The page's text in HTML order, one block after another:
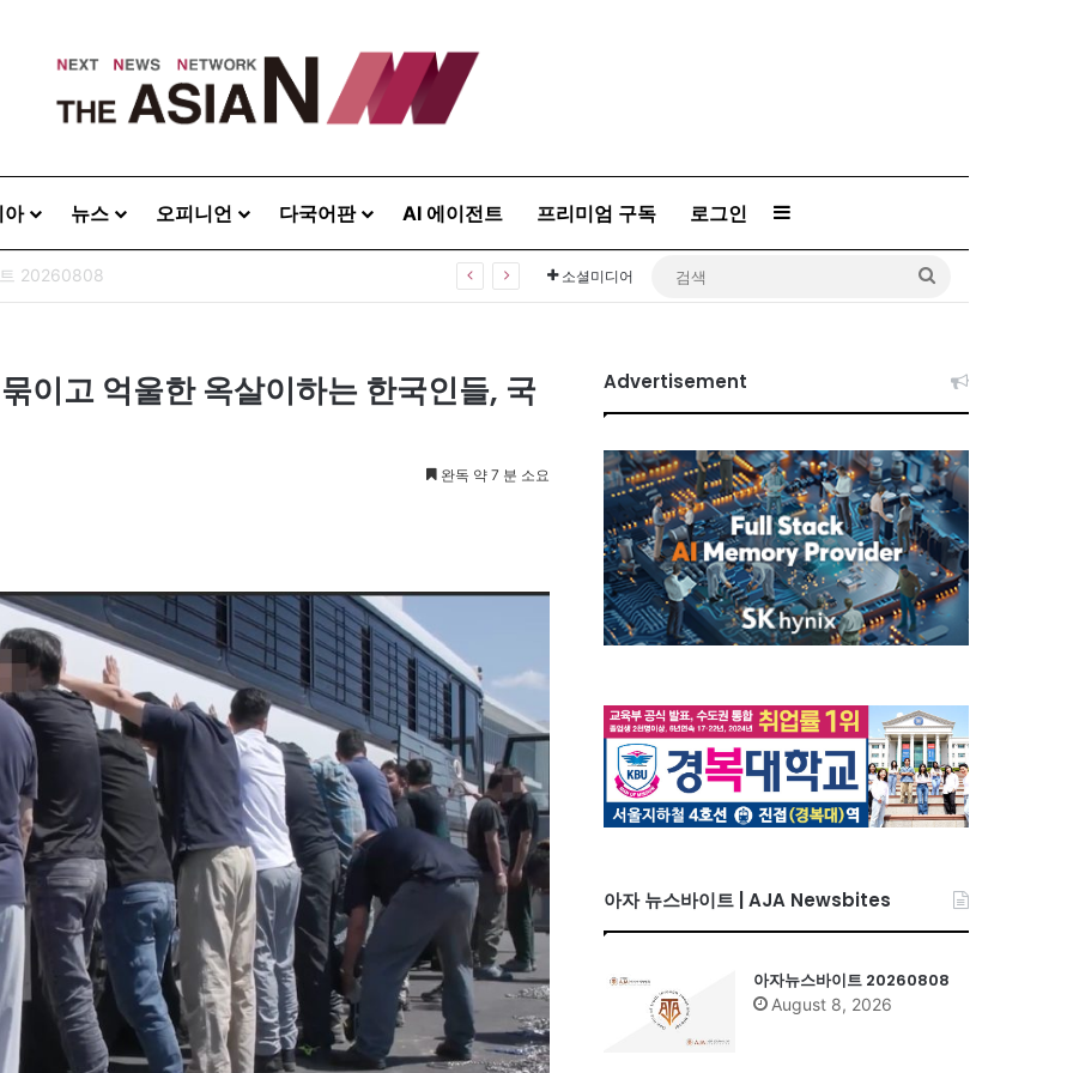
아 뉴스 오피니언 다국어판 AI 에이전트 프리미엄 구독 로그인 Sidebar
20260808 소셜미디어
이고 억울한 옥살이하는 한국인들, 국
완독 약 7 분 소요
Advertisement
아자 뉴스바이트 | AJA Newsbites
아자뉴스바이트 20260808
August 8, 2026